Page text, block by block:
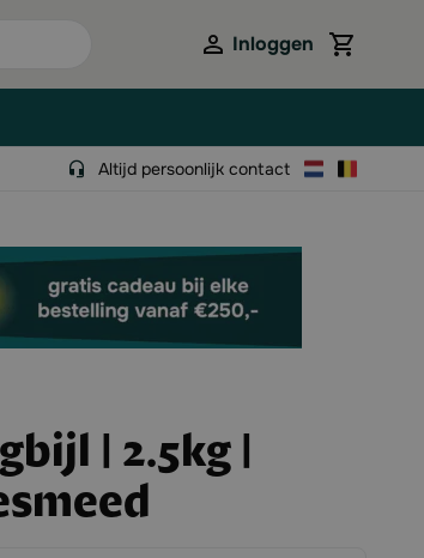
Inloggen View
Altijd persoonlijk contact
| 2.5kg |